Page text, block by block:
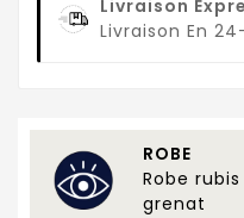
Livraison
Livraison En
ROBE
Robe
grenat